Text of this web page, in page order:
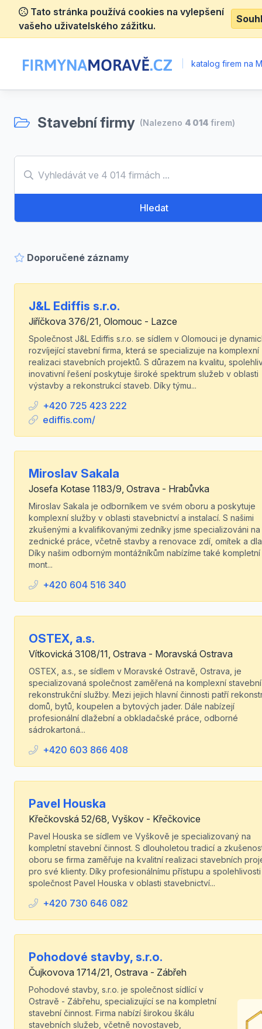
Tato stránka používá cookies na vylepšení
vašeho uživatelského zážitku.
katalog firem na
Stavební firmy (Nalezeno 4 014 firem)
Hledat
Doporučené záznamy
J&L Ediffis s.r.o.
Jiříčkova 376/21, Olomouc - Lazce
Společnost J&L Ediffis s.r.o. se sídlem v Olomouci je
rozvíjející stavební firma, která se specializuje na komplexní
realizaci stavebních projektů. S důrazem na kvalitu,
inovativní řešení poskytuje široké spektrum služeb v oblasti
výstavby a rekonstrukcí staveb. Díky týmu...
+420 725 423 222
ediffis.com/
Miroslav Sakala
Josefa Kotase 1183/9, Ostrava - Hrabůvka
Miroslav Sakala je odborníkem ve svém oboru a poskytuje
komplexní služby v oblasti stavebnictví a instalací. S našimi
zkušenými a kvalifikovanými zedníky jsme specializováni na
zednické práce, včetně stavby a renovace zdí, omítek a
Díky našim odborným montážníkům nabízíme také kompletní
mont...
+420 604 516 340
OSTEX, a.s.
Vítkovická 3108/11, Ostrava - Moravská Ostrava
OSTEX, a.s., se sídlem v Moravské Ostravě, Ostrava, je
specializovaná společnost zaměřená na komplexní
rekonstrukční služby. Mezi jejich hlavní činnosti patří
domů, bytů, koupelen a bytových jader. Dále nabízejí
profesionální dlažební a obkladačské práce, odborné
sádrokartoná...
+420 603 866 408
Pavel Houska
Křečkovská 52/68, Vyškov - Křečkovice
Pavel Houska se sídlem ve Vyškově je specializovaný na
kompletní stavební činnost. S dlouholetou tradicí a
oboru se firma zaměřuje na kvalitní realizaci stavebních
pro své klienty. Díky profesionálnímu přístupu a
společnost Pavel Houska v oblasti stavebnictví...
+420 730 646 082
Pohodové stavby, s.r.o.
Čujkovova 1714/21, Ostrava - Zábřeh
Pohodové stavby, s.r.o. je společnost sídlící v
Ostravě - Zábřehu, specializující se na kompletní
stavební činnost. Firma nabízí širokou škálu
stavebních služeb, včetně novostaveb,